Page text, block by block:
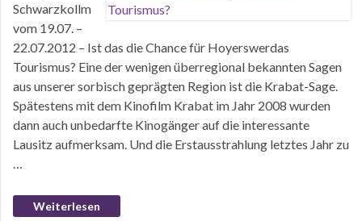
Schwarzkollm
vom 19.07. –
22.07.2012 – Ist das die Chance für Hoyerswerdas
Tourismus? Eine der wenigen überregional bekannten Sagen
aus unserer sorbisch geprägten Region ist die Krabat-Sage.
Spätestens mit dem Kinofilm Krabat im Jahr 2008 wurden
dann auch unbedarfte Kinogänger auf die interessante
Lausitz aufmerksam. Und die Erstausstrahlung letztes Jahr zu
…
Weiterlesen